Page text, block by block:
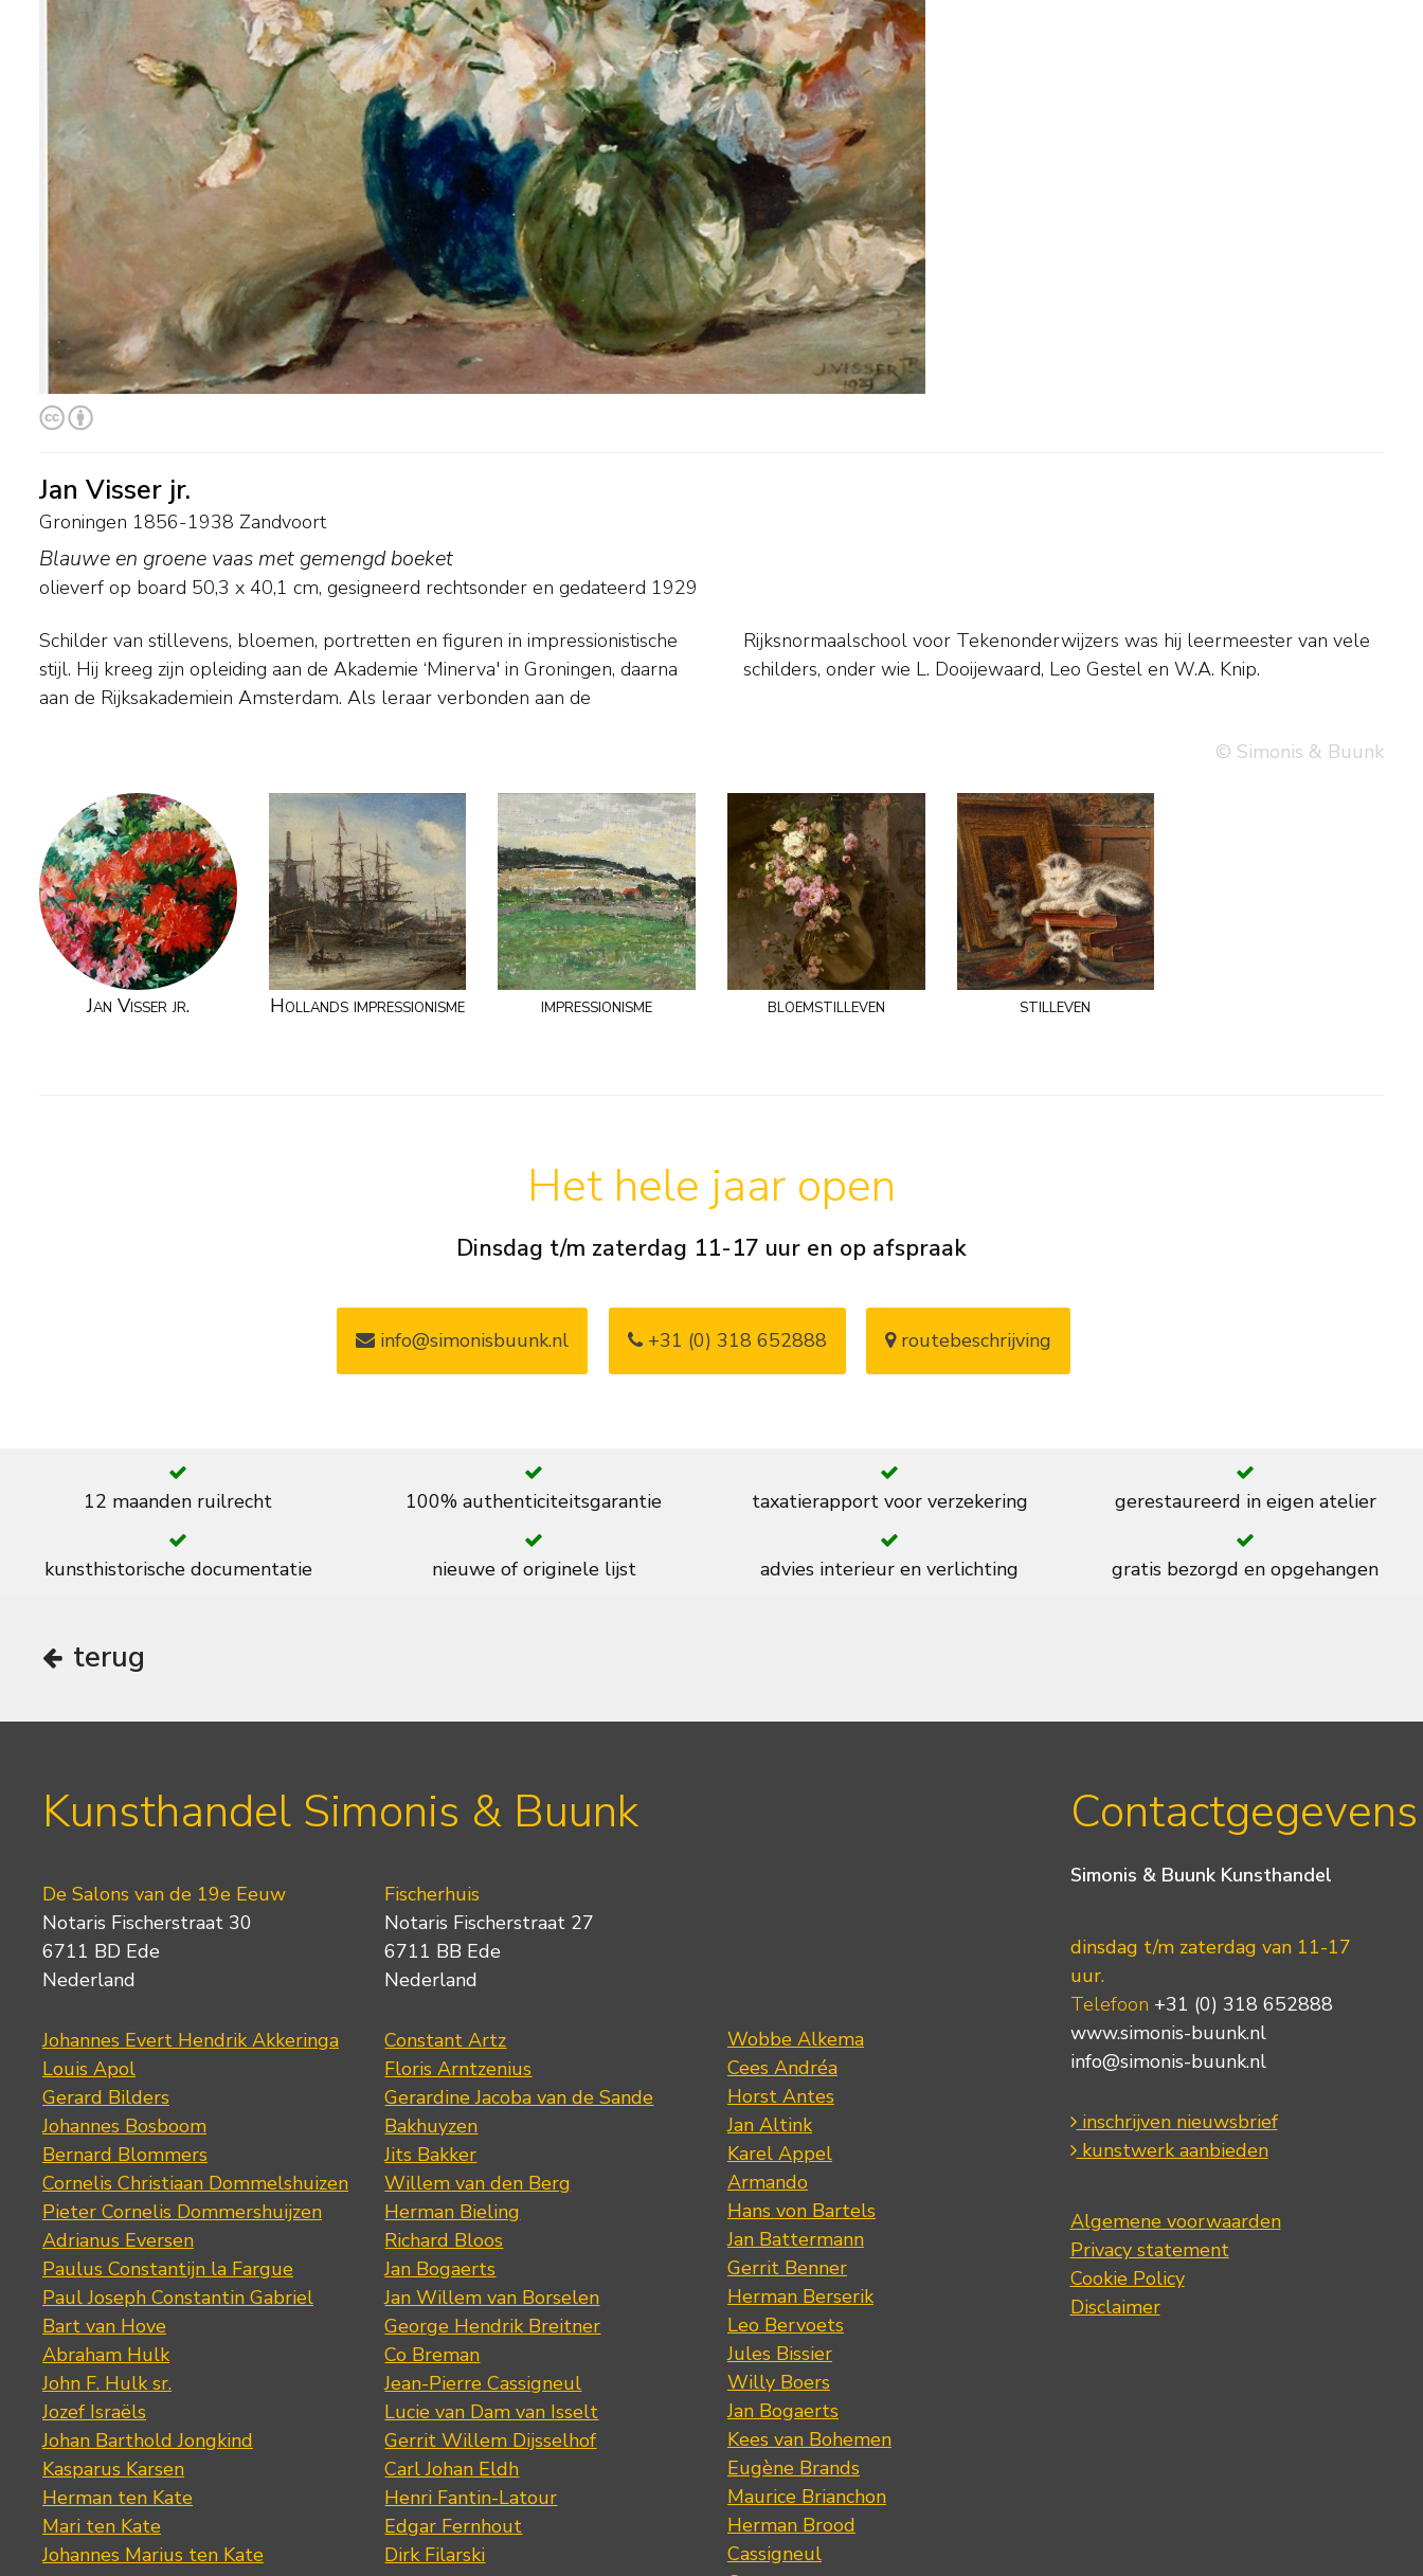
Jan Visser jr.
Groningen 1856-1938 Zandvoort
Blauwe en groene vaas met gemengd boeket
olieverf op board 50,3 x 40,1 cm, gesigneerd rechtsonder en gedateerd 1929
Schilder van stillevens, bloemen, portretten en figuren in impressionistische
stijl. Hij kreeg zijn opleiding aan de Akademie ‘Minerva' in Groningen, daarna
aan de Rijksakademiein Amsterdam. Als leraar verbonden aan de
Rijksnormaalschool voor Tekenonderwijzers was hij leermeester van vele
schilders, onder wie L. Dooijewaard, Leo Gestel en W.A. Knip.
© Simonis & Buunk
Jan Visser jr. Hollands impressionisme impressionisme bloemstilleven stilleven
Het hele jaar open
Dinsdag t/m zaterdag 11-17 uur en op afspraak
info@simonisbuunk.nl +31 (0) 318 652888 routebeschrijving
12 maanden ruilrecht 100% authenticiteitsgarantie taxatierapport voor verzekering gerestaureerd in eigen atelier
kunsthistorische documentatie nieuwe of originele lijst advies interieur en verlichting gratis bezorgd en opgehangen
terug
Kunsthandel Simonis & Buunk
De Salons van de 19e Eeuw
Notaris Fischerstraat 30
6711 BD Ede
Nederland
Johannes Evert Hendrik Akkeringa
Louis Apol
Gerard Bilders
Johannes Bosboom
Bernard Blommers
Cornelis Christiaan Dommelshuizen
Pieter Cornelis Dommershuijzen
Adrianus Eversen
Paulus Constantijn la Fargue
Paul Joseph Constantin Gabriel
Bart van Hove
Abraham Hulk
John F. Hulk sr.
Jozef Israëls
Johan Barthold Jongkind
Kasparus Karsen
Herman ten Kate
Mari ten Kate
Johannes Marius ten Kate
Fischerhuis
Notaris Fischerstraat 27
6711 BB Ede
Nederland
Constant Artz
Floris Arntzenius
Gerardine Jacoba van de Sande
Bakhuyzen
Jits Bakker
Willem van den Berg
Herman Bieling
Richard Bloos
Jan Bogaerts
Jan Willem van Borselen
George Hendrik Breitner
Co Breman
Jean-Pierre Cassigneul
Lucie van Dam van Isselt
Gerrit Willem Dijsselhof
Carl Johan Eldh
Henri Fantin-Latour
Edgar Fernhout
Dirk Filarski
Wobbe Alkema
Cees Andréa
Horst Antes
Jan Altink
Karel Appel
Armando
Hans von Bartels
Jan Battermann
Gerrit Benner
Herman Berserik
Leo Bervoets
Jules Bissier
Willy Boers
Jan Bogaerts
Kees van Bohemen
Eugène Brands
Maurice Brianchon
Herman Brood
Cassigneul
Contactgegevens
Simonis & Buunk Kunsthandel
dinsdag t/m zaterdag van 11-17
uur.
Telefoon +31 (0) 318 652888
www.simonis-buunk.nl
info@simonis-buunk.nl
inschrijven nieuwsbrief
kunstwerk aanbieden
Algemene voorwaarden
Privacy statement
Cookie Policy
Disclaimer